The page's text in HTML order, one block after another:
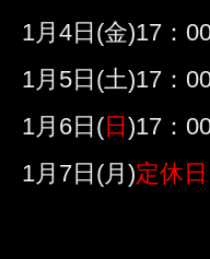
1月4日(金)17：
1月5日(土)17：
1月6日(日)17：
1月7日(月)定休日